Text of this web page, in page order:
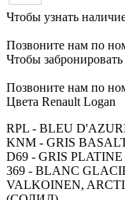
Чтобы узнать
Позвоните нам по
Чтобы забронировать
Позвоните нам по
Цвета Renault Logan
RPL - BLEU
KNM - GRIS
D69 - GRIS PLATINE
369 - BLANC
VALKOINEN,